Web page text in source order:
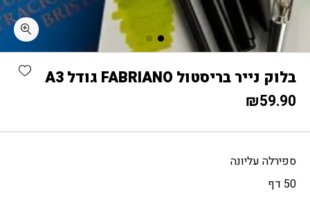
בלוק נייר בריסטול FABRIANO גודל A3
₪59.90
ספירלה עליונה
50 דף